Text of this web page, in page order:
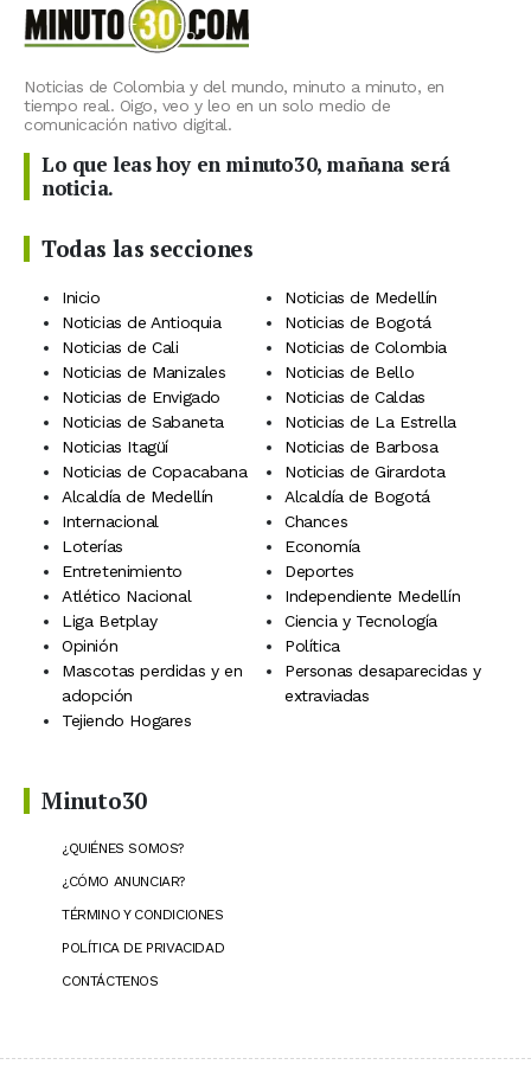
Noticias de Colombia y del mundo, minuto a minuto, en
tiempo real. Oigo, veo y leo en un solo medio de
comunicación nativo digital.
Lo que leas hoy en minuto30, mañana será
noticia.
Todas las secciones
Inicio
Noticias de Medellín
Noticias de Antioquia
Noticias de Bogotá
Noticias de Cali
Noticias de Colombia
Noticias de Manizales
Noticias de Bello
Noticias de Envigado
Noticias de Caldas
Noticias de Sabaneta
Noticias de La Estrella
Noticias Itagüí
Noticias de Barbosa
Noticias de Copacabana
Noticias de Girardota
Alcaldía de Medellín
Alcaldía de Bogotá
Internacional
Chances
Loterías
Economía
Entretenimiento
Deportes
Atlético Nacional
Independiente Medellín
Liga Betplay
Ciencia y Tecnología
Opinión
Política
Mascotas perdidas y en
adopción
Personas desaparecidas y
extraviadas
Tejiendo Hogares
Minuto30
¿QUIÉNES SOMOS?
¿CÓMO ANUNCIAR?
TÉRMINO Y CONDICIONES
POLÍTICA DE PRIVACIDAD
CONTÁCTENOS